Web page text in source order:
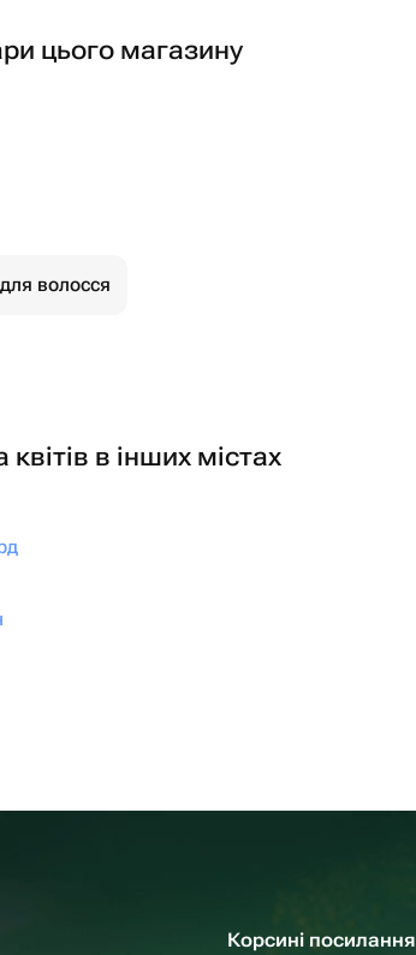
цього магазину
волосся
в інших містах
Корсині посилання